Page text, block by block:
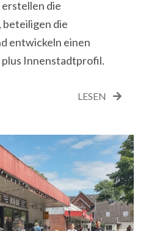
die
die
entwickeln einen
Innenstadtprofil.
LESEN